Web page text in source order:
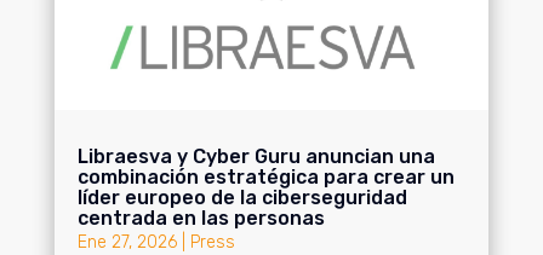
Libraesva y Cyber Guru anuncian una
combinación estratégica para crear un
líder europeo de la ciberseguridad
centrada en las personas
Ene 27, 2026| Press